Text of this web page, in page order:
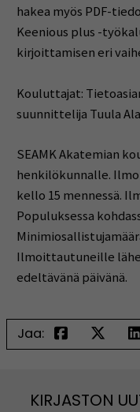
hakea myös PDF-
Keenious plus -
kirjoittamisen eri
Kouluttajat:
suunnittelija Tuula
SEAMK Akatemian
henkilökunnalle.
kello 15 mennessä.
Populuksessa
Ilmoittautuneille
edeltävänä päivänä.
Jaa:
KIRJASTON